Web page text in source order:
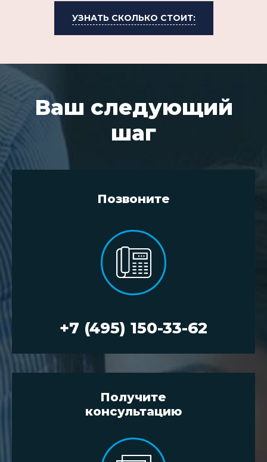
УЗНАТЬ СКОЛЬКО СТОИТ:
Ваш следующий
шаг
Позвоните
+7 (495) 150-33-62
Получите
консультацию